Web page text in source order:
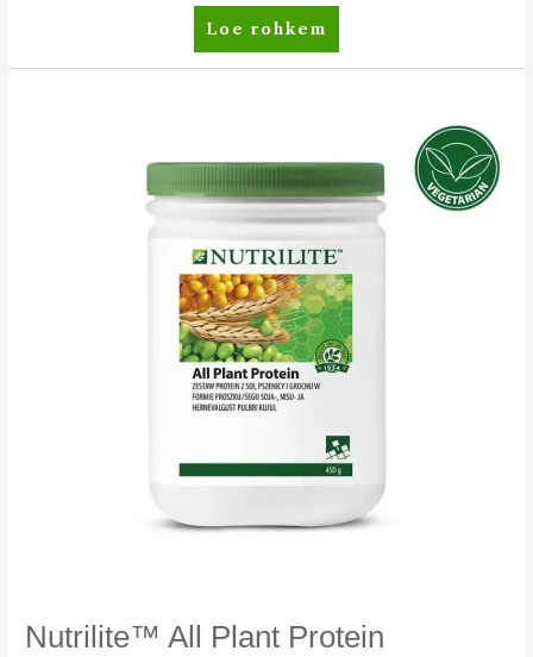
Nutrilite™
D-
Loe rohkem
Nutrilite™ All Plant Protein